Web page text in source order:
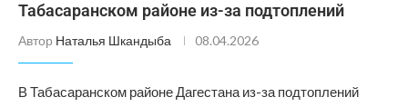
Табасаранском районе из-за подтоплений
Автор Наталья Шкандыба 08.04.2026
В Табасаранском районе Дагестана из-за подтоплений